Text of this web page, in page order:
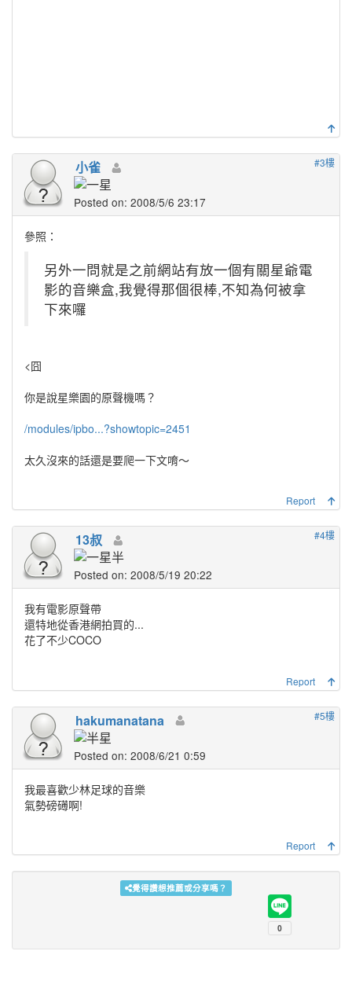
#3樓
小雀
Posted on: 2008/5/6 23:17
參照：
另外一問就是之前網站有放一個有關星爺電
影的音樂盒,我覺得那個很棒,不知為何被拿
下來囉
<囧
你是說星樂園的原聲機嗎？
/modules/ipbo...?showtopic=2451
太久沒來的話還是要爬一下文唷～
Report
#4樓
13叔
Posted on: 2008/5/19 20:22
我有電影原聲帶
還特地從香港網拍買的...
花了不少COCO
Report
#5樓
hakumanatana
Posted on: 2008/6/21 0:59
我最喜歡少林足球的音樂
氣勢磅礡啊!
Report
覺得讚想推薦或分享嗎？